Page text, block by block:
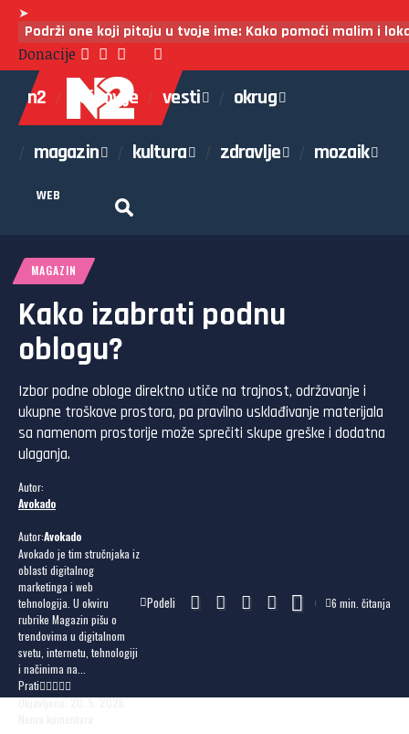
➤
Podrži one koji pitaju u tvoje ime: Kako pomoći malim i
Donacije
n2 najnovije vesti okrug
magazin kultura zdravlje mozaik
WEB
MAGAZIN
Kako izabrati podnu
oblogu?
Izbor podne obloge direktno utiče na trajnost, održavanje i
ukupne troškove prostora, pa pravilno usklađivanje materijala
sa namenom prostorije može sprečiti skupe greške i dodatna
ulaganja.
Autor:
Avokado
Autor:Avokado
Avokado je tim stručnjaka iz
oblasti digitalnog
marketinga i web
tehnologija. U okviru
rubrike Magazin pišu o
trendovima u digitalnom
svetu, internetu, tehnologiji
i načinima na...
Prati
Objavljeno: 20. 5. 2026.
Podeli 6 min. čitanja